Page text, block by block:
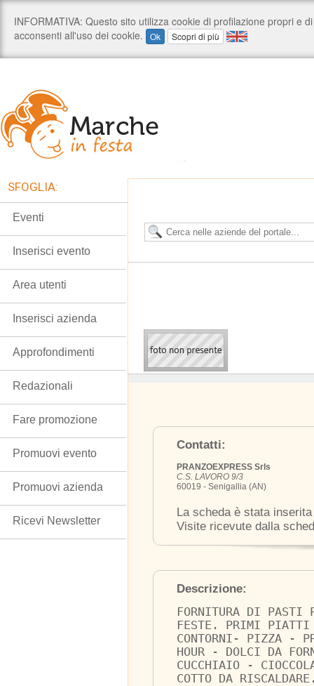
Contatti:
PRANZOEXPRESS Srls
C.S. LAVORO 9/3
60019 - Senigallia (AN)
La scheda è stata
Visite ricevute dalla
Descrizione:
FORNITURA DI PASTI
FESTE. PRIMI
CONTORNI- PIZZA -
HOUR - DOLCI DA
CUCCHIAIO -
COTTO DA
SFOGLIA:
Eventi
Inserisci evento
Area utenti
Inserisci azienda
Approfondimenti
Redazionali
Fare promozione
Promuovi evento
Promuovi azienda
Ricevi Newsletter